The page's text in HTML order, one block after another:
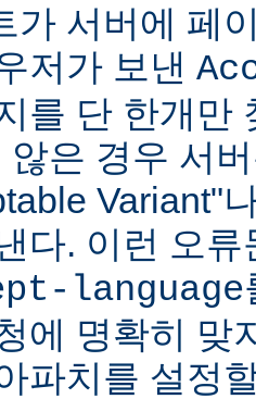
가 서버에 페
저가 보낸
를 단 한개만
않은 경우 서
Variant"
다. 이런 오
language
에 명확히 맞
파치를 설정